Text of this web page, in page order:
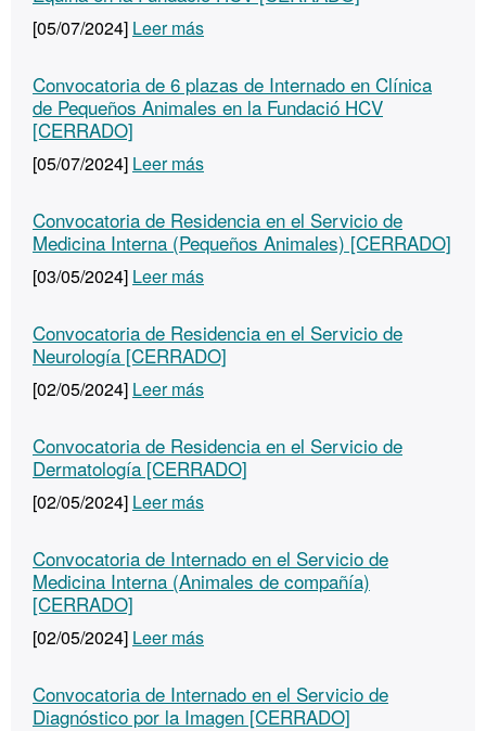
[05/07/2024] Leer más
Convocatoria de 6 plazas de Internado en Clínica
de Pequeños Animales en la Fundació HCV
[CERRADO]
[05/07/2024] Leer más
Convocatoria de Residencia en el Servicio de
Medicina Interna (Pequeños Animales) [CERRADO]
[03/05/2024] Leer más
Convocatoria de Residencia en el Servicio de
Neurología [CERRADO]
[02/05/2024] Leer más
Convocatoria de Residencia en el Servicio de
Dermatología [CERRADO]
[02/05/2024] Leer más
Convocatoria de Internado en el Servicio de
Medicina Interna (Animales de compañía)
[CERRADO]
[02/05/2024] Leer más
Convocatoria de Internado en el Servicio de
Diagnóstico por la Imagen [CERRADO]